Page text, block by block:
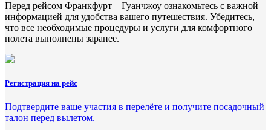
Перед рейсом Франкфурт – Гуанчжоу ознакомьтесь с важной
информацией для удобства вашего путешествия. Убедитесь,
что все необходимые процедуры и услуги для комфортного
полета выполнены заранее.
Регистрация на рейс
Подтвердите ваше участия в перелёте и получите посадочный
талон перед вылетом.